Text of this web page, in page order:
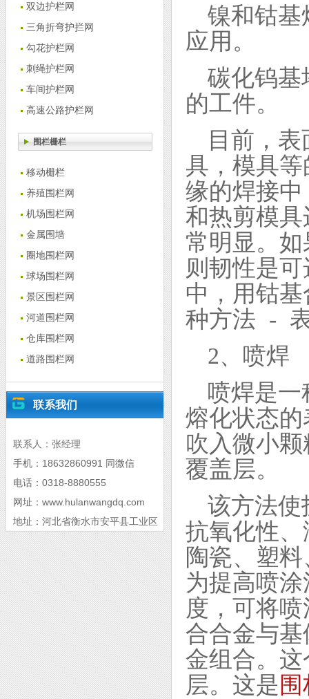
双边护栏网
三角折弯护拦网
勾花护栏网
刺绳护栏网
车间护栏网
高速公路护栏网
围栏栅栏
移动栅栏
养殖围栏网
机场围栏网
金属围墙
圈地围栏网
球场围栏网
景区围栏网
河道围栏网
仓库围栏网
道路围栏网
联系我们
联系人：张经理
手机：18632860991 同微信
电话：0318-8880555
网址：www.hulanwangdq.com
地址：河北省衡水市安平县工业区
镍和钴基
应用。
碳化钨基
的工件。
目前，
具，模具
缘的焊接
和热剪模
常明显。
则韧性是
中，用钴
种方法 -
2、喷焊
喷焊是一
熔化状态
吹入微小
覆盖层。
该方法使
抗氧化性
陶瓷、塑
为提高喷
度，可将
合合金与
金组合。
层。这是